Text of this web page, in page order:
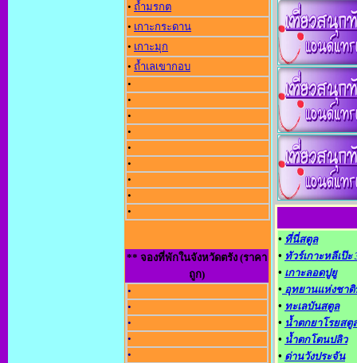
• ถ้ำมรกต
• เกาะกระดาน
• เกาะมุก
• ถ้ำเลเขากอบ
•
•
•
•
•
•
•
•
•
** จองที่พักในจังหวัดตรัง (ราคา
ถูก)
•
•
•
•
•
• ที่นี่สตูล
• ทัวร์เกาะหลีเป๊
• เกาะลอดปูยู
• อุทยานแห่งชาติ
• ทะเลบันสตูล
• น้ำตกยาโรยสตู
• น้ำตกโตนปลิว
• ด่านวังประจัน